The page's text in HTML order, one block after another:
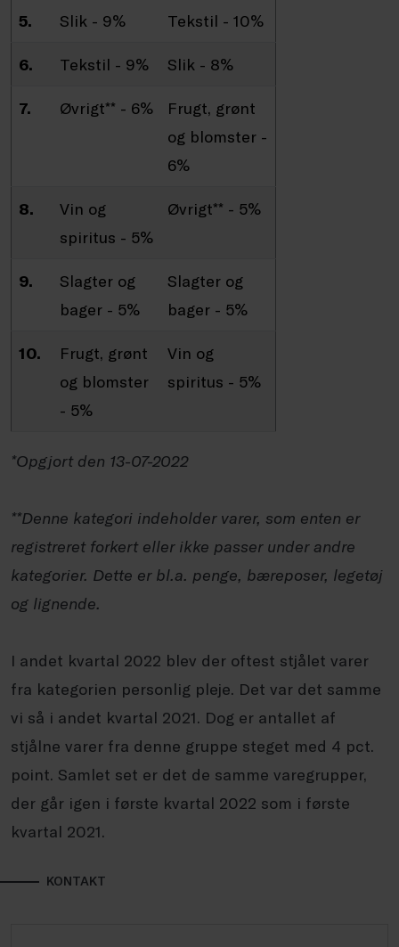
5. Slik - 9% Tekstil - 10%
6. Tekstil - 9% Slik - 8%
7. Øvrigt** - 6%
Frugt, grønt
og blomster -
6%
8.
Vin og
spiritus - 5%
Øvrigt** - 5%
9.
Slagter og
bager - 5%
Slagter og
bager - 5%
10.
Frugt, grønt
og blomster
- 5%
Vin og
spiritus - 5%
*Opgjort den 13-07-2022
**Denne kategori indeholder varer, som enten er
registreret forkert eller ikke passer under andre
kategorier. Dette er bl.a. penge, bæreposer, legetøj
og lignende.
I andet kvartal 2022 blev der oftest stjålet varer
fra kategorien personlig pleje. Det var det samme
vi så i andet kvartal 2021. Dog er antallet af
stjålne varer fra denne gruppe steget med 4 pct.
point. Samlet set er det de samme varegrupper,
der går igen i første kvartal 2022 som i første
kvartal 2021.
KONTAKT